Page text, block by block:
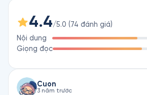
cảnh tượng huyền hoặc, lạ lùng, những
ngờ, đã lay động không biết bao trái
thế giới, đến tận ngày nay vẫn ngời
một kho tàng văn học quý báu.
4.4/5.0 (74 đánh giá)
Nội dung
Giọng đọc
Cuon
3 năm trước